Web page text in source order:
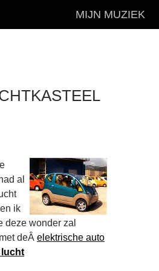
MIJN MUZIEK
al
ik
deze wonder zal
deÂ elektrische auto